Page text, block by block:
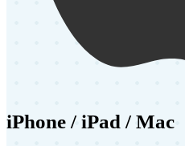
iPhone / iPad / Mac